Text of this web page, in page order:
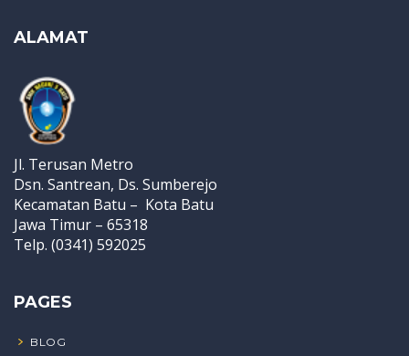
ALAMAT
Jl. Terusan Metro
Dsn. Santrean, Ds. Sumberejo
Kecamatan Batu – Kota Batu
Jawa Timur – 65318
Telp. (0341) 592025
PAGES
BLOG